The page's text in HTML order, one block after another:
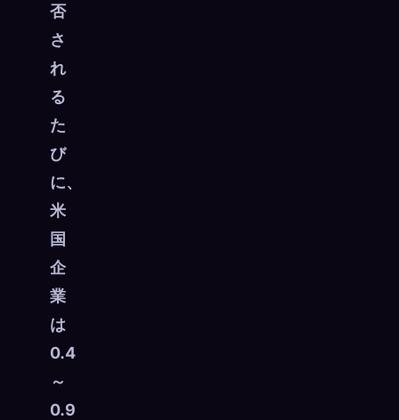
否
さ
れ
る
た
び
に、
米
国
企
業
は
0.4
～
0.9